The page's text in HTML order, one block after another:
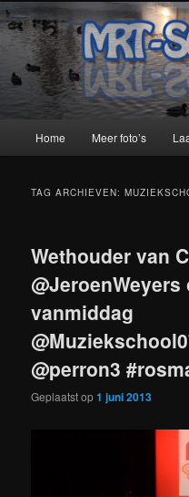
Spring
naar
primaire
inhoud
Spring
naar
secundaire
inhoud MRT-Soft
Home Meer foto’s
TAG ARCHIEVEN:
Wethouder van
@JeroenWeyers
vanmiddag
@perron3
Geplaatst op1 juni 2013